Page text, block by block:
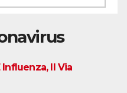
Il Via